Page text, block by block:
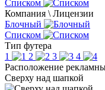
Списком
Компания \ Лицензии
Блочный
Списком
Тип футера
1
2 3
4
Расположение
Сверху над шапкой